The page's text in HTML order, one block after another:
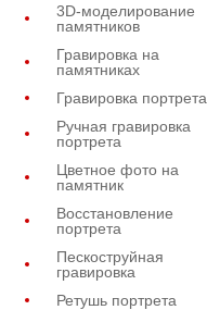
3D-моделирование
памятников
Гравировка на
памятниках
Гравировка портрета
Ручная гравировка
портрета
Цветное фото на
памятник
Восстановление
портрета
Пескоструйная
гравировка
Ретушь портрета